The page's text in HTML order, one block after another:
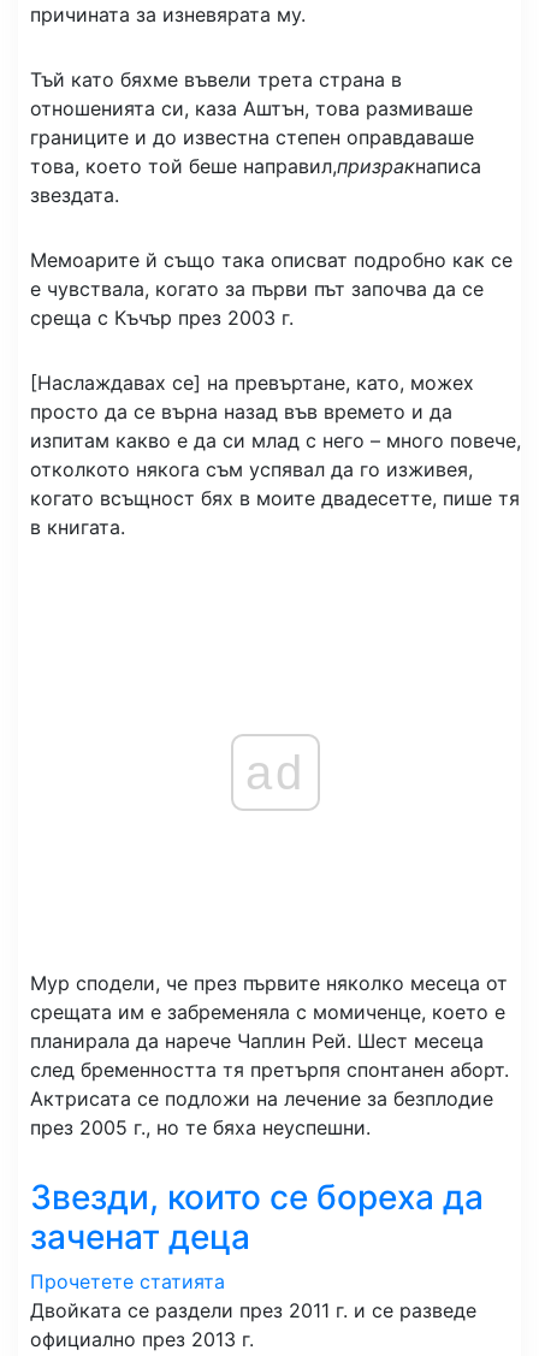
причината за изневярата му.
Тъй като бяхме въвели трета страна в
отношенията си, каза Аштън, това размиваше
границите и до известна степен оправдаваше
това, което той беше направил,призракнаписа
звездата.
Мемоарите й също така описват подробно как се
е чувствала, когато за първи път започва да се
среща с Къчър през 2003 г.
[Наслаждавах се] на превъртане, като, можех
просто да се върна назад във времето и да
изпитам какво е да си млад с него – много повече,
отколкото някога съм успявал да го изживея,
когато всъщност бях в моите двадесетте, пише тя
в книгата.
ad
Мур сподели, че през първите няколко месеца от
срещата им е забременяла с момиченце, което е
планирала да нарече Чаплин Рей. Шест месеца
след бременността тя претърпя спонтанен аборт.
Актрисата се подложи на лечение за безплодие
през 2005 г., но те бяха неуспешни.
Звезди, които се бореха да
заченат деца
Прочетете статията
Двойката се раздели през 2011 г. и се разведе
официално през 2013 г.